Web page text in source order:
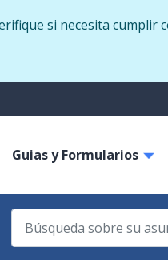
si necesita
Guias y Formularios